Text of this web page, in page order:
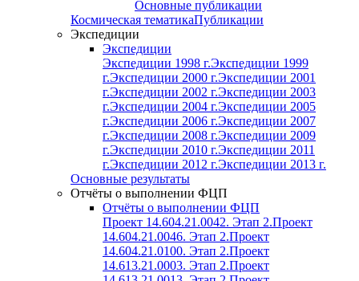
Основные публикации
Космическая тематикаПубликации
Экспедиции
Экспедиции
Экспедиции 1998 г.Экспедиции 1999
г.Экспедиции 2000 г.Экспедиции 2001
г.Экспедиции 2002 г.Экспедиции 2003
г.Экспедиции 2004 г.Экспедиции 2005
г.Экспедиции 2006 г.Экспедиции 2007
г.Экспедиции 2008 г.Экспедиции 2009
г.Экспедиции 2010 г.Экспедиции 2011
г.Экспедиции 2012 г.Экспедиции 2013 г.
Основные результаты
Отчёты о выполнении ФЦП
Отчёты о выполнении ФЦП
Проект 14.604.21.0042. Этап 2.Проект
14.604.21.0046. Этап 2.Проект
14.604.21.0100. Этап 2.Проект
14.613.21.0003. Этап 2.Проект